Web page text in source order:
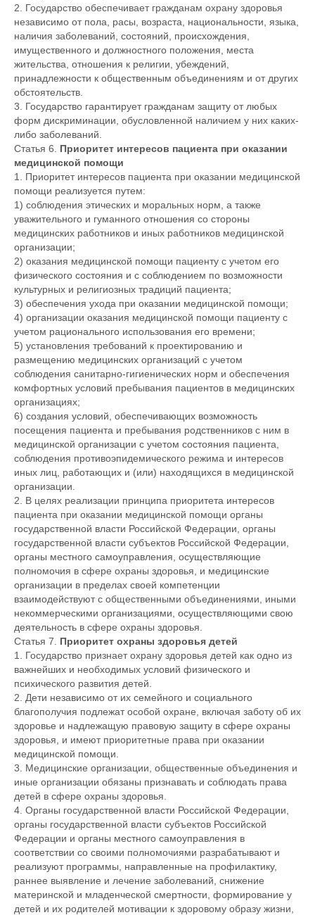
2. Государство обеспечивает гражданам охрану здоровья
независимо от пола, расы, возраста, национальности, языка,
наличия заболеваний, состояний, происхождения,
имущественного и должностного положения, места
жительства, отношения к религии, убеждений,
принадлежности к общественным объединениям и от других
обстоятельств.
3. Государство гарантирует гражданам защиту от любых
форм дискриминации, обусловленной наличием у них каких-
либо заболеваний.
Статья 6. Приоритет интересов пациента при оказании
медицинской помощи
1. Приоритет интересов пациента при оказании медицинской
помощи реализуется путем:
1) соблюдения этических и моральных норм, а также
уважительного и гуманного отношения со стороны
медицинских работников и иных работников медицинской
организации;
2) оказания медицинской помощи пациенту с учетом его
физического состояния и с соблюдением по возможности
культурных и религиозных традиций пациента;
3) обеспечения ухода при оказании медицинской помощи;
4) организации оказания медицинской помощи пациенту с
учетом рационального использования его времени;
5) установления требований к проектированию и
размещению медицинских организаций с учетом
соблюдения санитарно-гигиенических норм и обеспечения
комфортных условий пребывания пациентов в медицинских
организациях;
6) создания условий, обеспечивающих возможность
посещения пациента и пребывания родственников с ним в
медицинской организации с учетом состояния пациента,
соблюдения противоэпидемического режима и интересов
иных лиц, работающих и (или) находящихся в медицинской
организации.
2. В целях реализации принципа приоритета интересов
пациента при оказании медицинской помощи органы
государственной власти Российской Федерации, органы
государственной власти субъектов Российской Федерации,
органы местного самоуправления, осуществляющие
полномочия в сфере охраны здоровья, и медицинские
организации в пределах своей компетенции
взаимодействуют с общественными объединениями, иными
некоммерческими организациями, осуществляющими свою
деятельность в сфере охраны здоровья.
Статья 7. Приоритет охраны здоровья детей
1. Государство признает охрану здоровья детей как одно из
важнейших и необходимых условий физического и
психического развития детей.
2. Дети независимо от их семейного и социального
благополучия подлежат особой охране, включая заботу об их
здоровье и надлежащую правовую защиту в сфере охраны
здоровья, и имеют приоритетные права при оказании
медицинской помощи.
3. Медицинские организации, общественные объединения и
иные организации обязаны признавать и соблюдать права
детей в сфере охраны здоровья.
4. Органы государственной власти Российской Федерации,
органы государственной власти субъектов Российской
Федерации и органы местного самоуправления в
соответствии со своими полномочиями разрабатывают и
реализуют программы, направленные на профилактику,
раннее выявление и лечение заболеваний, снижение
материнской и младенческой смертности, формирование у
детей и их родителей мотивации к здоровому образу жизни,